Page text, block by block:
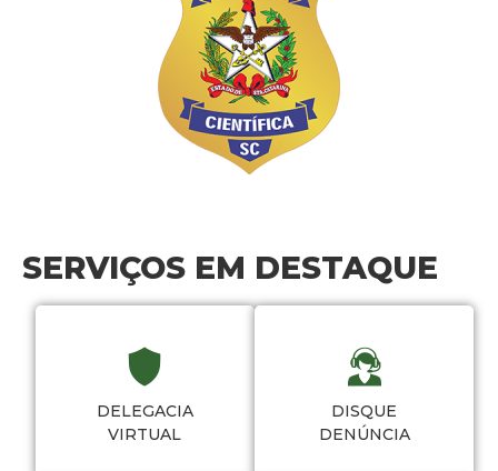
SERVIÇOS EM DESTAQUE
DELEGACIA
VIRTUAL
DISQUE
DENÚNCIA